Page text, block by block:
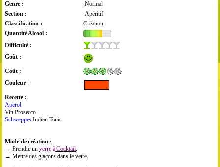
Genre :
Normal
Section :
Apéritif
Classification :
Création
Quantité Alcool :
Difficulté :
Goût :
Coût :
Couleur :
Recette :
Aperol
Vin Prosecco
Schweppes Indian Tonic
Mode de création :
→ Prendre un verre à Cocktail.
→ Mettre des glaçons dans le verre.